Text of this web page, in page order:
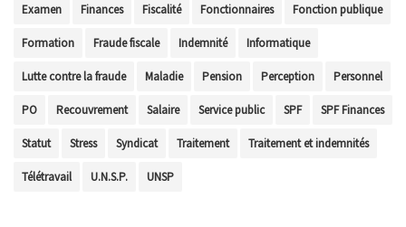
Examen Finances Fiscalité Fonctionnaires Fonction publique
Formation Fraude fiscale Indemnité Informatique
Lutte contre la fraude Maladie Pension Perception Personnel
PO Recouvrement Salaire Service public SPF SPF Finances
Statut Stress Syndicat Traitement Traitement et indemnités
Télétravail U.N.S.P. UNSP